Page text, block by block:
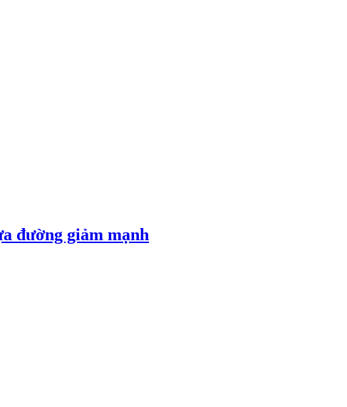
đường giảm mạnh